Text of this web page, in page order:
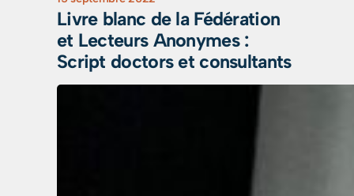
Livre blanc de la Fédération
et Lecteurs Anonymes :
Script doctors et consultants